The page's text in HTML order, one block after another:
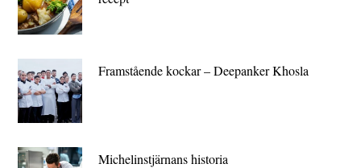
Framstående kockar – Deepanker Khosla
Michelin­stjärnans historia